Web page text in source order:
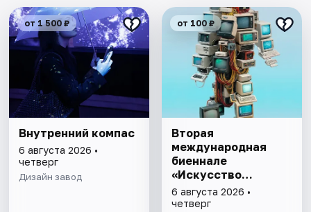
от 1 500 ₽
Внутренний компас
6 августа 2026 •
четверг
Дизайн завод
от 100 ₽
Вторая
международная
биеннале
«Искусство
будущего»
6 августа 2026 •
четверг